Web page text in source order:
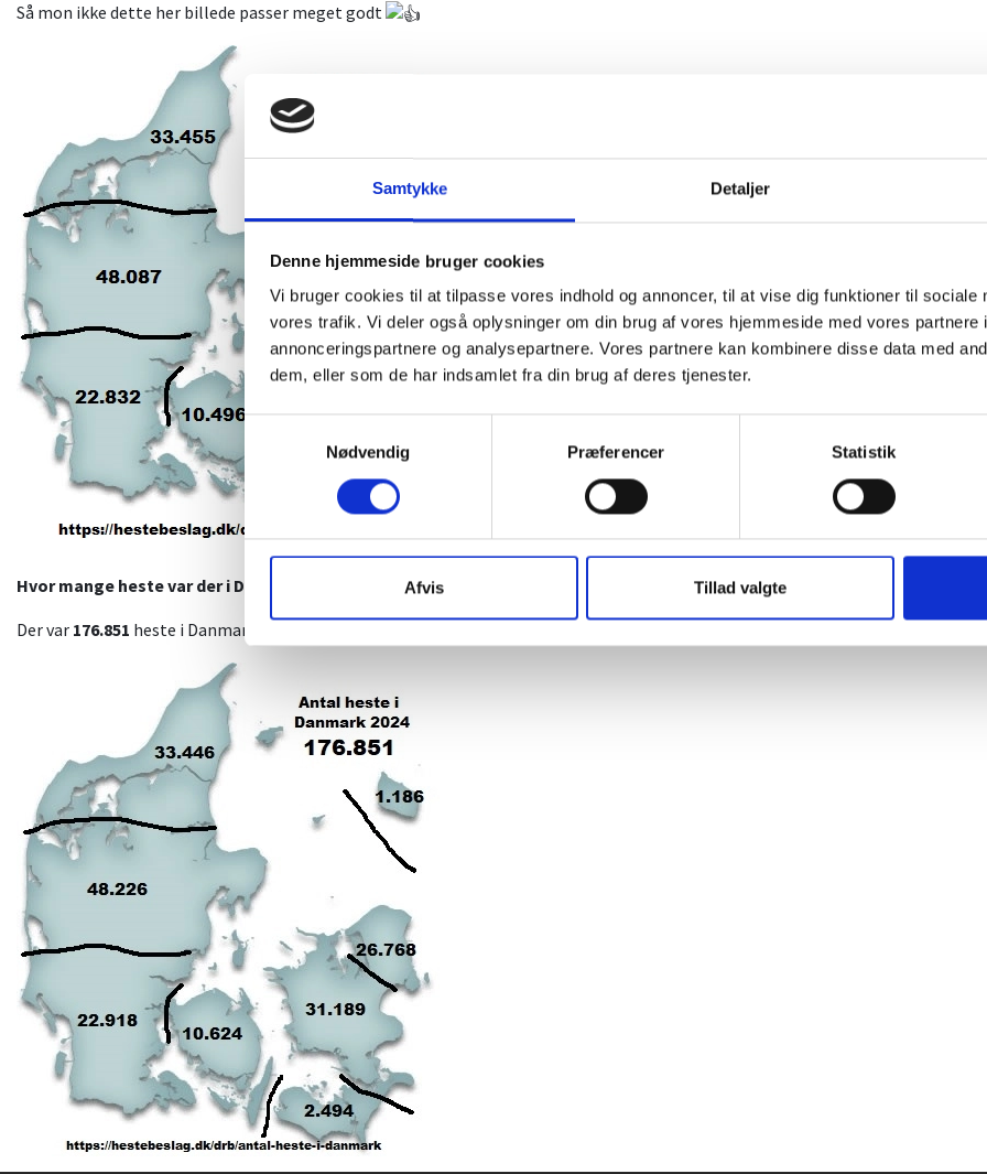
Samtykke Detaljer
Denne hjemmeside bruger cookies
Vi bruger cookies til at tilpasse vores indhold og annoncer, til at vise dig funktioner til sociale
vores trafik. Vi deler også oplysninger om din brug af vores hjemmeside med vores partnere
annonceringspartnere og analysepartnere. Vores partnere kan kombinere disse data med
dem, eller som de har indsamlet fra din brug af deres tjenester.
Samtykkevalg
Nødvendig
Præferencer Statistik
Afvis Tillad valgte
Så mon ikke dette her billede passer meget godt
Hvor mange heste var der i Danmark 2024?
Der var 176.851 heste i Danmark Ultimo 2024